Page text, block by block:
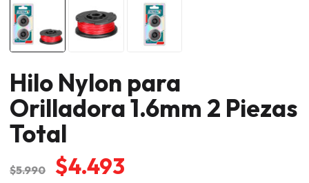
Hilo Nylon para
Orilladora 1.6mm 2 Piezas
Total
$5.990
El
$4.493